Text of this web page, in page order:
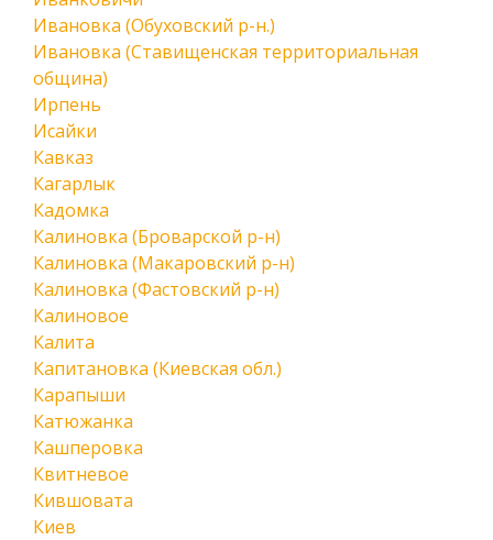
Ивановка (Обуховский р-н.)
Ивановка (Ставищенская территориальная
община)
Ирпень
Исайки
Кавказ
Кагарлык
Кадомка
Калиновка (Броварской р-н)
Калиновка (Макаровский р-н)
Калиновка (Фастовский р-н)
Калиновое
Калита
Капитановка (Киевская обл.)
Карапыши
Катюжанка
Кашперовка
Квитневое
Кившовата
Киев